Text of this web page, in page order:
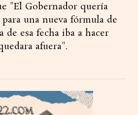
"El Gobernador quería
una nueva fórmula de
de esa fecha iba a hacer
afuera".